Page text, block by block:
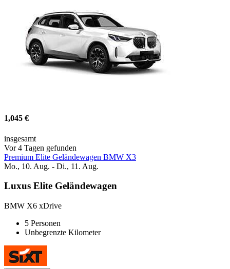
1,045 €
insgesamt
Vor 4 Tagen gefunden
Premium Elite Geländewagen BMW X3
Mo., 10. Aug. - Di., 11. Aug.
Luxus Elite Geländewagen
BMW X6 xDrive
5 Personen
Unbegrenzte Kilometer